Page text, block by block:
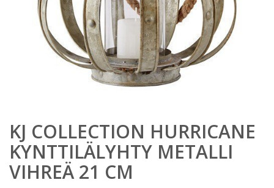
KJ COLLECTION HURRICANE
KYNTTILÄLYHTY METALLI
VIHREÄ 21 CM